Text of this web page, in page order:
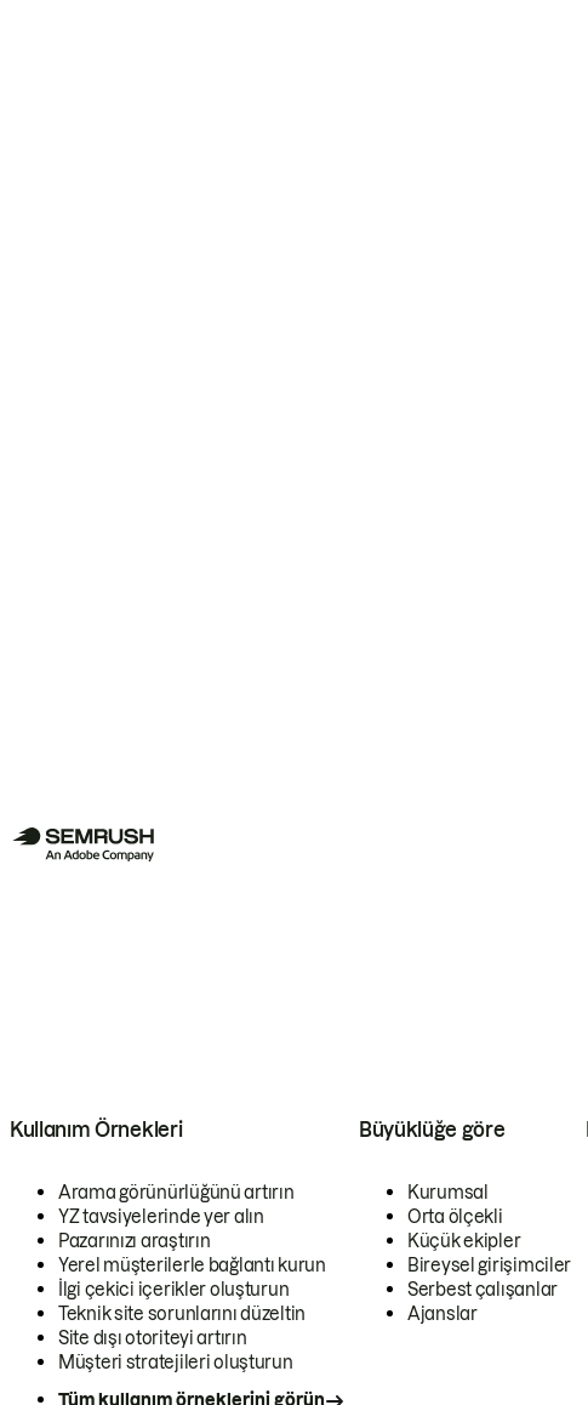
Kullanım Örnekleri
Arama görünürlüğünü artırın
YZ tavsiyelerinde yer alın
Pazarınızı araştırın
Yerel müşterilerle bağlantı kurun
İlgi çekici içerikler oluşturun
Teknik site sorunlarını düzeltin
Site dışı otoriteyi artırın
Müşteri stratejileri oluşturun
Tüm kullanım örneklerini görün
Büyüklüğe göre
Kurumsal
Orta ölçekli
Küçük ekipler
Bireysel girişimciler
Serbest çalışanlar
Ajanslar